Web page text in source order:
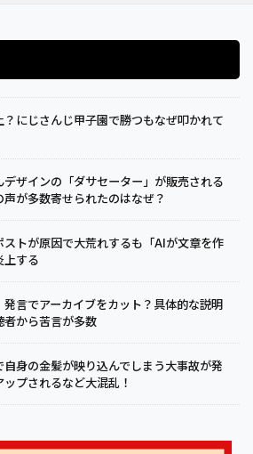
？にじさんじ甲子園で勝つもなぜ叩かれて
デザインの「ダサセーター」が販売される
が多数寄せられたのはなぜ？
ストが原因で大荒れするも「AIが文章を作
上する
発言でアーカイブをカット？具体的な説明
から苦言が多数
自身の金髪が映り込んでしまう大事故が発
プされるなど大混乱！